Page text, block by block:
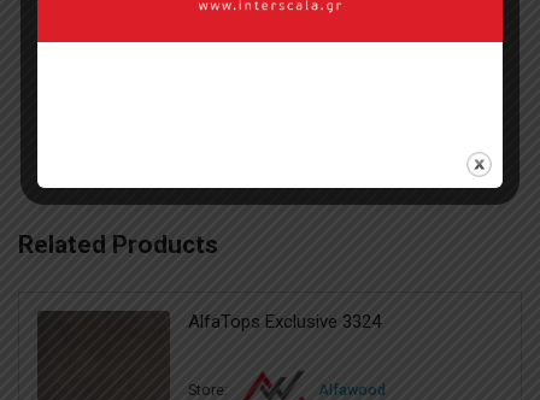
Φυσικοί Καπλαμάδες
Design Motivators,edilegno,
Related Products
AlfaTops Exclusive 3324
Store: Alfawood